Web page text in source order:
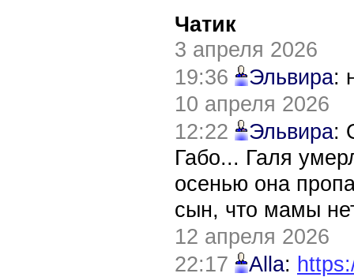
Чатик
3 апреля 2026
19:36
Эльвира:
10 апреля 2026
12:22
Эльвира:
Габо... Галя
осенью она
сын, что мамы
12 апреля 2026
22:17
Alla: